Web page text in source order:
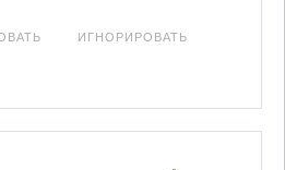
ИГНОРИРОВАТЬ